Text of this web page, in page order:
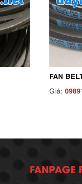
FAN
Giá:
FANPAGE